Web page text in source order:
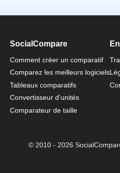
SocialCompare
Comment créer un comparatif
Comparez les meilleurs logiciels
Tableaux comparatifs
Convertisseur d'unités
Comparateur de taille
© 2010 - 2026